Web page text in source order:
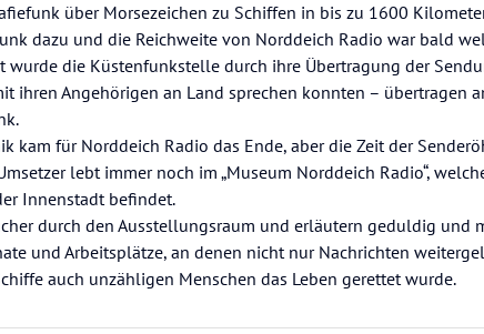
über Morsezeichen zu Schiffen in bis zu 1600
dazu und die Reichweite von Norddeich Radio war bald
die Küstenfunkstelle durch ihre Übertragung der
ihren Angehörigen an Land sprechen konnten – übertragen
kam für Norddeich Radio das Ende, aber die Zeit der
lebt immer noch im „Museum Norddeich Radio“,
Innenstadt befindet.
durch den Ausstellungsraum und erläutern geduldig und
und Arbeitsplätze, an denen nicht nur Nachrichten
auch unzähligen Menschen das Leben gerettet wurde.